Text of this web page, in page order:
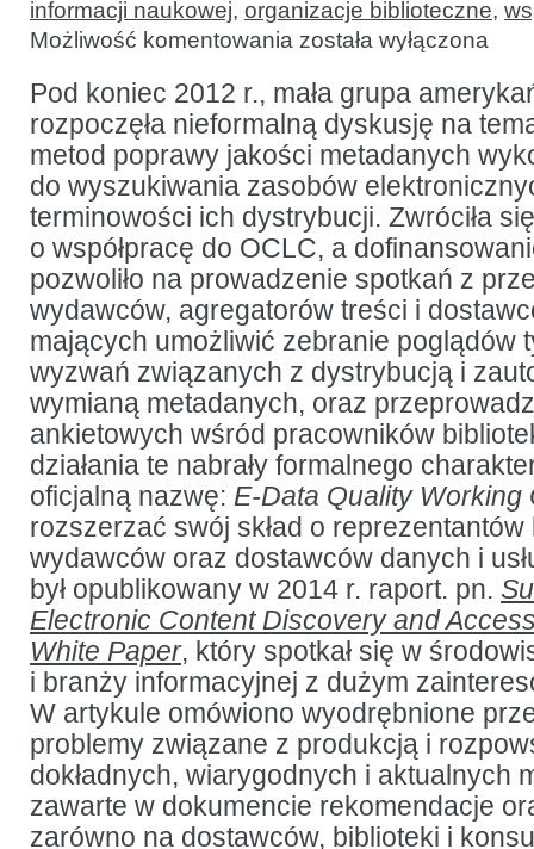
informacji naukowej, organizacje biblioteczne,
Możliwość komentowania O
współpracy
i wydawców
na rzecz
poprawy
jakości
metadanych
zasobów
cyfrowych
została wyłączona
Pod koniec 2012 r., mała grupa
rozpoczęła nieformalną dyskusję na
metod poprawy jakości metadanych
do wyszukiwania zasobów
terminowości ich dystrybucji. Zwróciła
o współpracę do OCLC, a
pozwoliło na prowadzenie spotkań z
wydawców, agregatorów treści i
mających umożliwić zebranie poglądów
wyzwań związanych z dystrybucją i
wymianą metadanych, oraz
ankietowych wśród pracowników
działania te nabrały formalnego
oficjalną nazwę: E-Data Quality Working
rozszerzać swój skład o
wydawców oraz dostawców danych i
był opublikowany w 2014 r. raport. pn.
Electronic Content Discovery and
White Paper, który spotkał się w
i branży informacyjnej z dużym
W artykule omówiono wyodrębnione
problemy związane z produkcją i
dokładnych, wiarygodnych i aktualnych
zawarte w dokumencie rekomendacje
zarówno na dostawców, biblioteki i